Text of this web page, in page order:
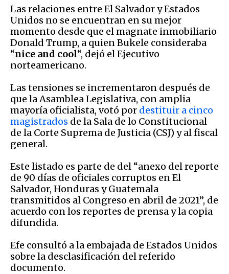
Las relaciones entre El Salvador y Estados
Unidos no se encuentran en su mejor
momento desde que el magnate inmobiliario
Donald Trump, a quien Bukele consideraba
“nice and cool“, dejó el Ejecutivo
norteamericano.
Las tensiones se incrementaron después de
que la Asamblea Legislativa, con amplia
mayoría oficialista, votó por destituir a cinco
magistrados de la Sala de lo Constitucional
de la Corte Suprema de Justicia (CSJ) y al fiscal
general.
Este listado es parte de del “anexo del reporte
de 90 días de oficiales corruptos en El
Salvador, Honduras y Guatemala
transmitidos al Congreso en abril de 2021”, de
acuerdo con los reportes de prensa y la copia
difundida.
Efe consultó a la embajada de Estados Unidos
sobre la desclasificación del referido
documento.